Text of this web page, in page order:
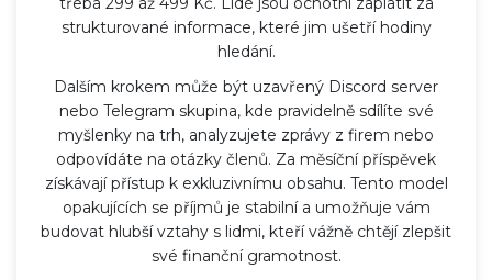
strukturované informace, které jim ušetří hodiny
hledání.
Dalším krokem může být uzavřený Discord server
nebo Telegram skupina, kde pravidelně sdílíte své
myšlenky na trh, analyzujete zprávy z firem nebo
odpovídáte na otázky členů. Za měsíční příspěvek
získávají přístup k exkluzivnímu obsahu. Tento model
opakujících se příjmů je stabilní a umožňuje vám
budovat hlubší vztahy s lidmi, kteří vážně chtějí zlepšit
své finanční gramotnost.